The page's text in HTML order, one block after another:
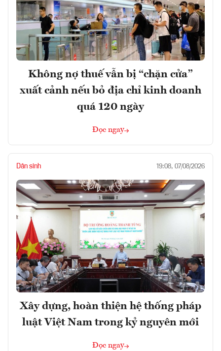
Không nợ thuế vẫn bị “chặn cửa”
xuất cảnh nếu bỏ địa chỉ kinh doanh
quá 120 ngày
Đọc ngay
Dân sinh 19:08, 07/08/2026
Xây dựng, hoàn thiện hệ thống pháp
luật Việt Nam trong kỷ nguyên mới
Đọc ngay